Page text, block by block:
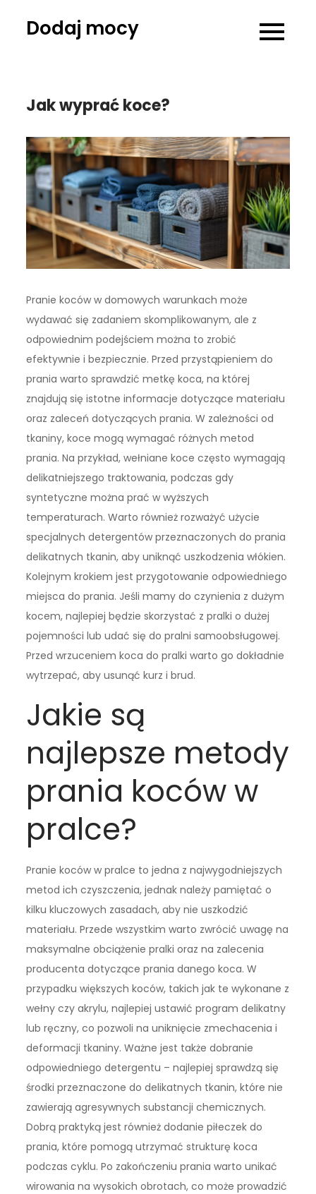
Dodaj mocy
Jak wyprać koce?
Pranie koców w domowych warunkach może
wydawać się zadaniem skomplikowanym, ale z
odpowiednim podejściem można to zrobić
efektywnie i bezpiecznie. Przed przystąpieniem do
prania warto sprawdzić metkę koca, na której
znajdują się istotne informacje dotyczące materiału
oraz zaleceń dotyczących prania. W zależności od
tkaniny, koce mogą wymagać różnych metod
prania. Na przykład, wełniane koce często wymagają
delikatniejszego traktowania, podczas gdy
syntetyczne można prać w wyższych
temperaturach. Warto również rozważyć użycie
specjalnych detergentów przeznaczonych do prania
delikatnych tkanin, aby uniknąć uszkodzenia włókien.
Kolejnym krokiem jest przygotowanie odpowiedniego
miejsca do prania. Jeśli mamy do czynienia z dużym
kocem, najlepiej będzie skorzystać z pralki o dużej
pojemności lub udać się do pralni samoobsługowej.
Przed wrzuceniem koca do pralki warto go dokładnie
wytrzepać, aby usunąć kurz i brud.
Jakie są
najlepsze metody
prania koców w
pralce?
Pranie koców w pralce to jedna z najwygodniejszych
metod ich czyszczenia, jednak należy pamiętać o
kilku kluczowych zasadach, aby nie uszkodzić
materiału. Przede wszystkim warto zwrócić uwagę na
maksymalne obciążenie pralki oraz na zalecenia
producenta dotyczące prania danego koca. W
przypadku większych koców, takich jak te wykonane z
wełny czy akrylu, najlepiej ustawić program delikatny
lub ręczny, co pozwoli na uniknięcie zmechacenia i
deformacji tkaniny. Ważne jest także dobranie
odpowiedniego detergentu – najlepiej sprawdzą się
środki przeznaczone do delikatnych tkanin, które nie
zawierają agresywnych substancji chemicznych.
Dobrą praktyką jest również dodanie piłeczek do
prania, które pomogą utrzymać strukturę koca
podczas cyklu. Po zakończeniu prania warto unikać
wirowania na wysokich obrotach, co może prowadzić